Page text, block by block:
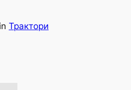
in Трактори